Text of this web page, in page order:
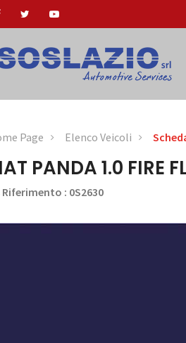
Page Elenco Veicoli
PANDA 1.0 FIRE
Riferimento : 0S2630